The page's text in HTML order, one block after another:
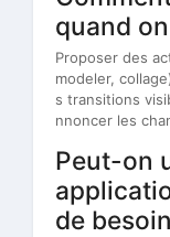
quand
Proposer des
modeler,
s transitions
nnoncer les
Peut-on
de